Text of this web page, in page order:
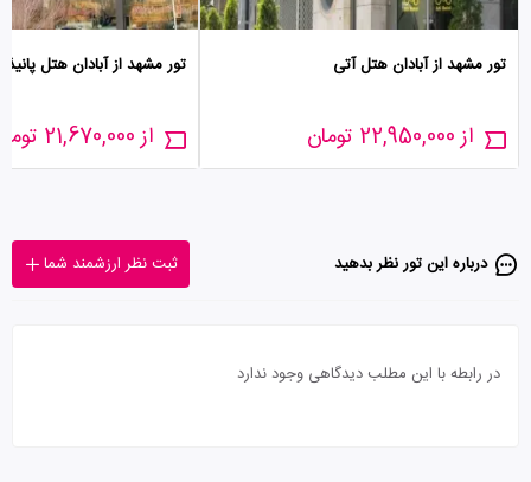
تور مشهد از آبادان هتل آتی
از 22,950,000 تومان
تور مشهد از آبادان هتل پانیذ
از 21,670,000 تومان
درباره این تور‌ نظر بدهید ثبت نظر ارزشمند شما
در رابطه با این مطلب دیدگاهی وجود ندارد